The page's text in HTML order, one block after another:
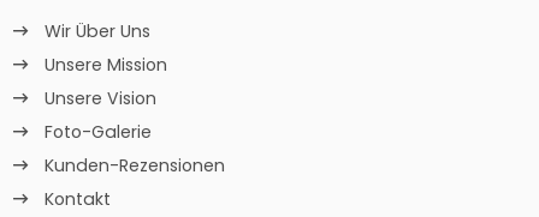
Wir Über Uns
Unsere Mission
Unsere Vision
Foto-Galerie
Kunden-Rezensionen
Kontakt